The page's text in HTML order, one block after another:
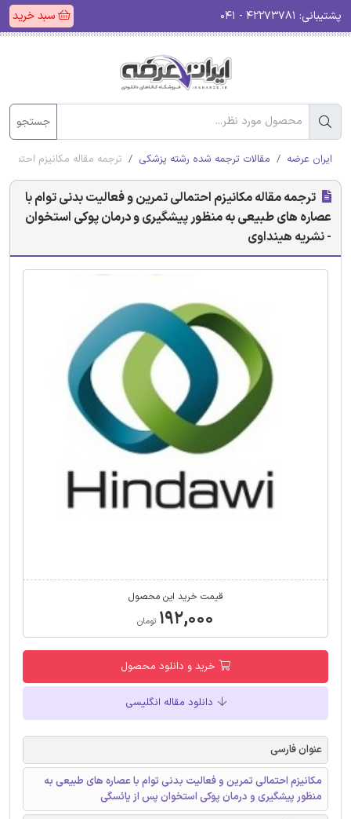
پشتیبانی: سبد خرید
جستجو
ایران عرضه مقالات ترجمه شده رشته پزشکی ترجمه مقاله مکانیزم
ترجمه مقاله مکانیزم احتمالی تمرین و فعالیت بدنی توام با
عصاره های طبیعی به منظور پیشگیری و درمان پوکی استخوان
- نشریه هینداوی
قیمت خرید این محصول
۱۹۲,۰۰۰ تومان
خرید و دانلود محصول
دانلود مقاله انگلیسی
عنوان فارسی
مکانیزم احتمالی تمرین و فعالیت بدنی توام با عصاره های طبیعی به
منظور پیشگیری و درمان پوکی استخوان پس از یائسگی